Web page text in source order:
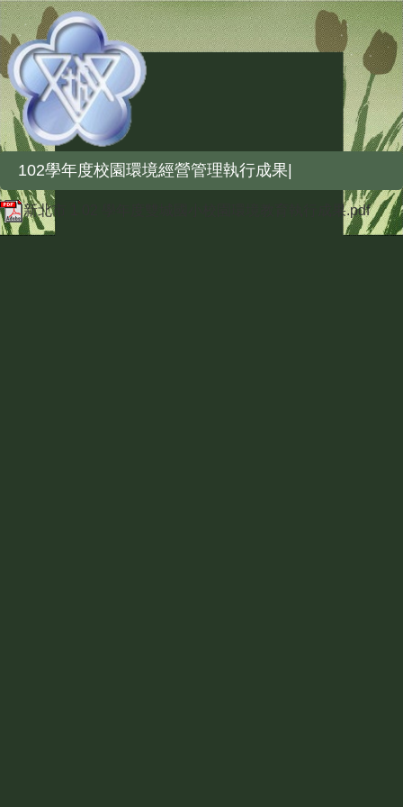
102學年度校園環境經營管理執行成果|
新北市 1 02 學年度雙城國小校園環境教育執行成果.pdf